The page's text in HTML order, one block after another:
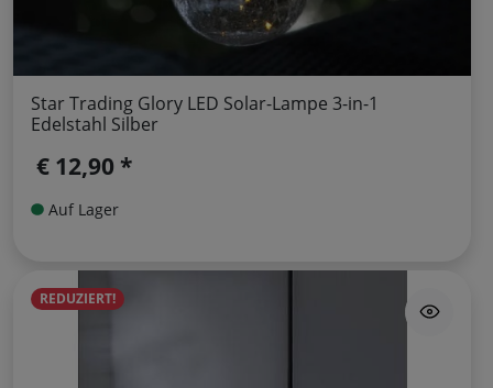
Star Trading Glory LED Solar-Lampe 3-in-1
Edelstahl Silber
€ 12,90 *
Auf Lager
REDUZIERT!